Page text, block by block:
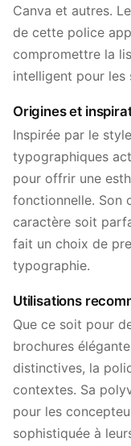
Canva et autres.
de cette police
compromettre la
intelligent pour les
Origines et
Inspirée par le
typographiques
pour offrir une
fonctionnelle. Son
caractère soit
fait un choix de
typographie.
Utilisations
Que ce soit pour
brochures
distinctives, la
contextes. Sa
pour les
sophistiquée à